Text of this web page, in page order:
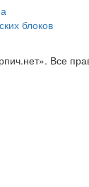
блоков
Все